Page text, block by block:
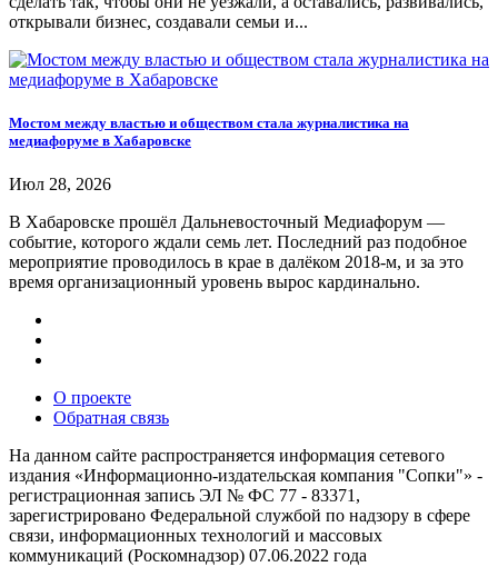
открывали бизнес, создавали семьи и...
Мостом между властью и обществом стала журналистика на
медиафоруме в Хабаровске
Июл 28, 2026
В Хабаровске прошёл Дальневосточный Медиафорум —
событие, которого ждали семь лет. Последний раз подобное
мероприятие проводилось в крае в далёком 2018-м, и за это
время организационный уровень вырос кардинально.
О проекте
Обратная связь
На данном сайте распространяется информация сетевого
издания «Информационно-издательская компания "Сопки"» -
регистрационная запись ЭЛ № ФС 77 - 83371,
зарегистрировано Федеральной службой по надзору в сфере
связи, информационных технологий и массовых
коммуникаций (Роскомнадзор) 07.06.2022 года